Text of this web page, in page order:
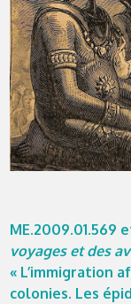
ME.2009.01.569
voyages et des
« L’immigration
colonies. Les